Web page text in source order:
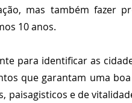
mas também fazer
10 anos.
para identificar as
que garantam uma
paisagisticos e de